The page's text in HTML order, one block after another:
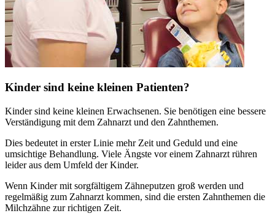
Kinder sind keine kleinen Patienten?
Kinder sind keine kleinen Erwachsenen. Sie benötigen eine bessere
Verständigung mit dem Zahnarzt und den Zahnthemen.
Dies bedeutet in erster Linie mehr Zeit und Geduld und eine
umsichtige Behandlung. Viele Ängste vor einem Zahnarzt rühren
leider aus dem Umfeld der Kinder.
Wenn Kinder mit sorgfältigem Zähneputzen groß werden und
regelmäßig zum Zahnarzt kommen, sind die ersten Zahnthemen die
Milchzähne zur richtigen Zeit.